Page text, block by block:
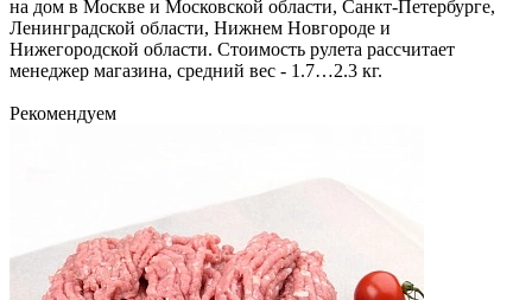
на дом в Москве и Московской области, Санкт-Петербурге,
Ленинградской области, Нижнем Новгороде и
Нижегородской области. Стоимость рулета рассчитает
менеджер магазина, средний вес - 1.7…2.3 кг.
Рекомендуем